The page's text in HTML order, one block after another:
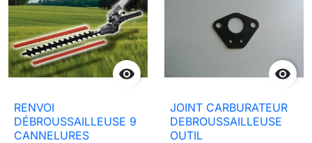

RENVOI
DÉBROUSSAILLEUSE 9
CANNELURES

JOINT CARBURATEUR
DEBROUSSAILLEUSE
OUTIL